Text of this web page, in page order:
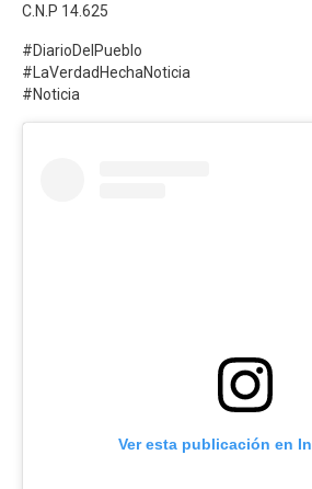
C.N.P 14.625
#DiarioDelPueblo
#LaVerdadHechaNoticia
#Noticia
Ver esta publicación en